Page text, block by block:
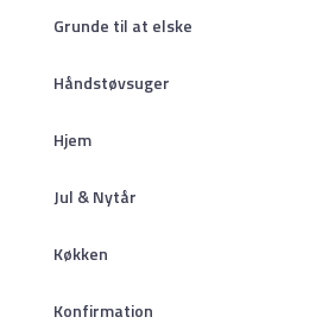
Grunde til at elske
Håndstøvsuger
Hjem
Jul & Nytår
Køkken
Konfirmation